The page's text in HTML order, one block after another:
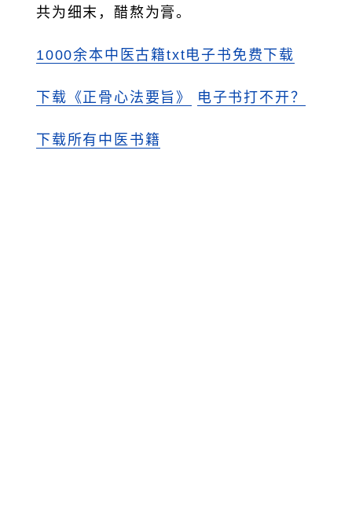
共为细末，醋熬为膏。
1000余本中医古籍txt电子书免费下载
下载《正骨心法要旨》 电子书打不开？
下载所有中医书籍